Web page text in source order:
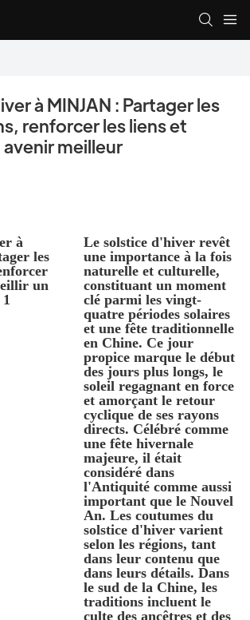
à MINJAN : Partager les
renforcer les liens et
meilleur
Le solstice d'hiver revêt
une importance à la fois
naturelle et culturelle,
constituant un moment
clé parmi les vingt-
quatre périodes solaires
et une fête traditionnelle
en Chine. Ce jour
propice marque le début
des jours plus longs, le
soleil regagnant en force
et amorçant le retour
cyclique de ses rayons
directs. Célébré comme
une fête hivernale
majeure, il était
considéré dans
l'Antiquité comme aussi
important que le Nouvel
An. Les coutumes du
solstice d'hiver varient
selon les régions, tant
dans leur contenu que
dans leurs détails. Dans
le sud de la Chine, les
traditions incluent le
culte des ancêtres et des